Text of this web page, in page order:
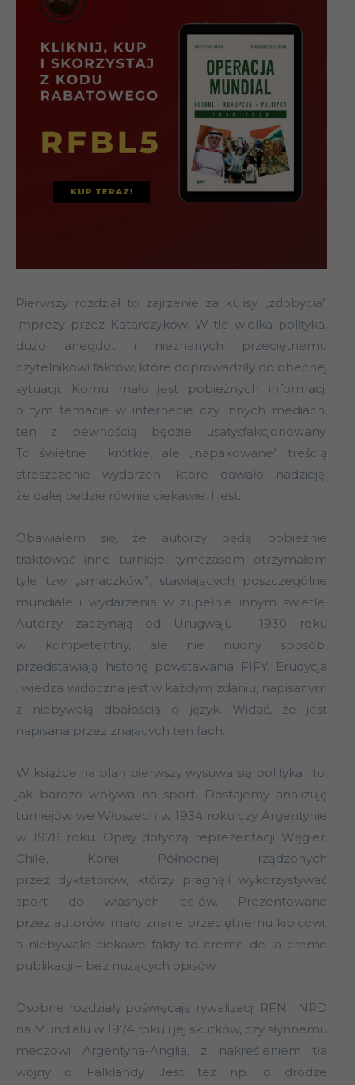
Pierwszy rozdział to zajrzenie za kulisy „zdobycia”
imprezy przez Katarczyków. W tle wielka polityka,
dużo anegdot i nieznanych przeciętnemu
czytelnikowi faktów, które doprowadziły do obecnej
sytuacji. Komu mało jest pobieżnych informacji
o tym temacie w internecie czy innych mediach,
ten z pewnością będzie usatysfakcjonowany.
To świetne i krótkie, ale „napakowane” treścią
streszczenie wydarzeń, które dawało nadzieję,
że dalej będzie równie ciekawie. I jest.
Obawiałem się, że autorzy będą pobieżnie
traktować inne turnieje, tymczasem otrzymałem
tyle tzw „smaczków”, stawiających poszczególne
mundiale i wydarzenia w zupełnie innym świetle.
Autorzy zaczynają od Urugwaju i 1930 roku
w kompetentny, ale nie nudny sposób,
przedstawiają historię powstawania FIFY. Erudycja
i wiedza widoczna jest w każdym zdaniu, napisanym
z niebywałą dbałością o język. Widać, że jest
napisana przez znających ten fach.
W książce na plan pierwszy wysuwa się polityka i to,
jak bardzo wpływa na sport. Dostajemy analizuję
turniejów we Włoszech w 1934 roku czy Argentynie
w 1978 roku. Opisy dotyczą reprezentacji Węgier,
Chile, Korei Północnej rządzonych
przez dyktatorów, którzy pragnęli wykorzystywać
sport do własnych celów. Prezentowane
przez autorów, mało znane przeciętnemu kibicowi,
a niebywale ciekawe fakty to creme de la creme
publikacji – bez nużących opisów.
Osobne rozdziały poświęcają rywalizacji RFN i NRD
na Mundialu w 1974 roku i jej skutków, czy słynnemu
meczowi Argentyna-Anglia, z nakreśleniem tła
wojny o Falklandy. Jest też np. o drodze